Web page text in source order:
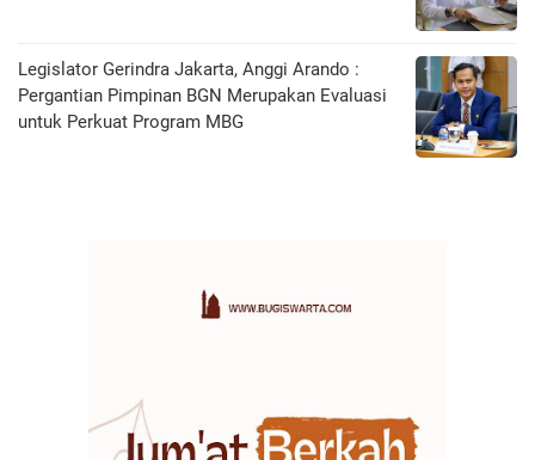
Legislator Gerindra Jakarta, Anggi Arando :
Pergantian Pimpinan BGN Merupakan Evaluasi
untuk Perkuat Program MBG